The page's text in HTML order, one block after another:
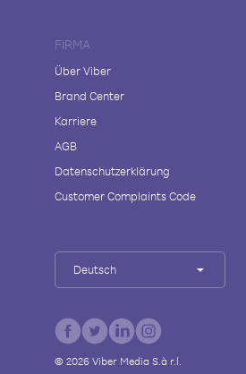
FIRMA
Über Viber
Brand Center
Karriere
AGB
Datenschutzerklärung
Customer Complaints Code
Deutsch
© 2026Viber Media S.à r.l.